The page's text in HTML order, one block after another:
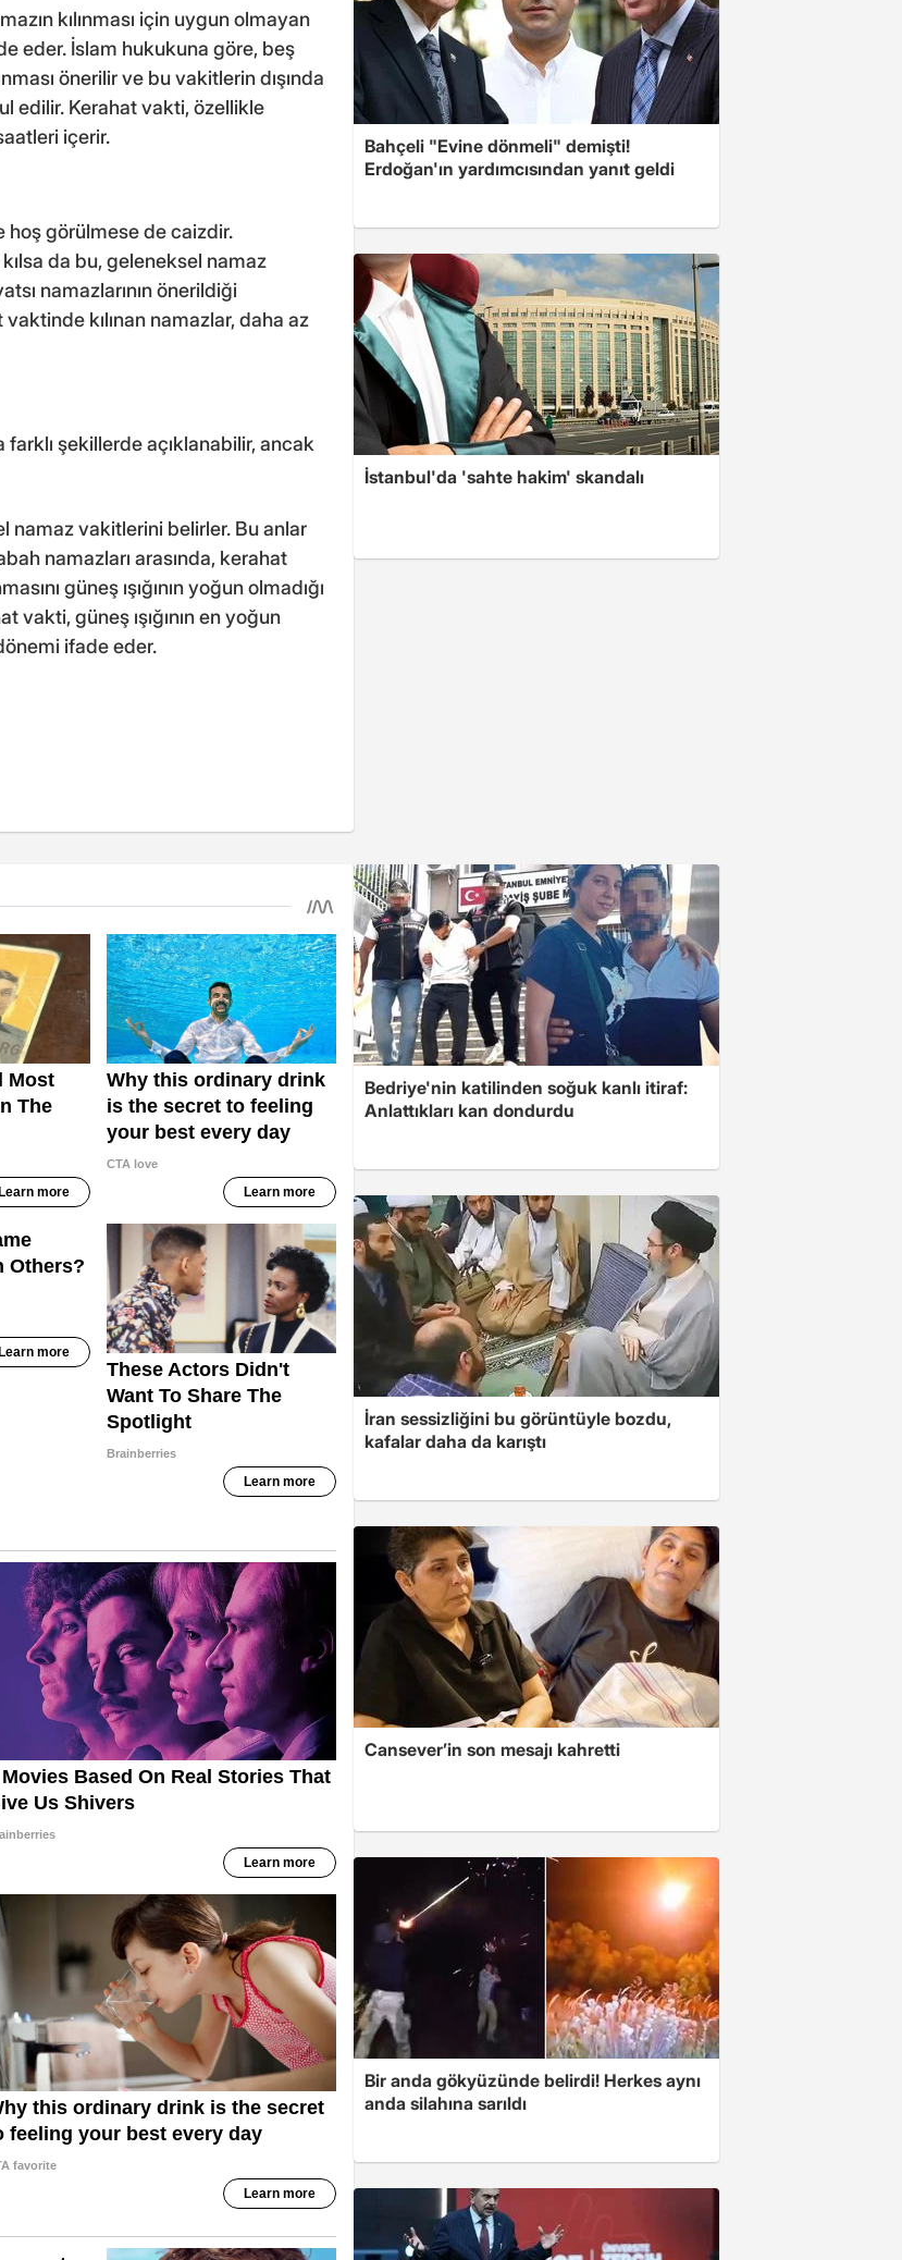
kılınması için uygun olmayan
eder. İslam hukukuna göre, beş
önerilir ve bu vakitlerin dışında
edilir. Kerahat vakti, özellikle
içerir.
hoş görülmese de caizdir.
da bu, geleneksel namaz
namazlarının önerildiği
kılınan namazlar, daha az
şekillerde açıklanabilir, ancak
namaz vakitlerini belirler. Bu anlar
namazları arasında, kerahat
güneş ışığının yoğun olmadığı
güneş ışığının en yoğun
ifade eder.
Bahçeli "Evine dönmeli" demişti!
Erdoğan'ın yardımcısından yanıt geldi
İstanbul'da 'sahte hakim' skandalı
Bedriye'nin katilinden soğuk kanlı itiraf:
Anlattıkları kan dondurdu
İran sessizliğini bu görüntüyle bozdu,
kafalar daha da karıştı
Cansever’in son mesajı kahretti
Bir anda gökyüzünde belirdi! Herkes aynı
anda silahına sarıldı